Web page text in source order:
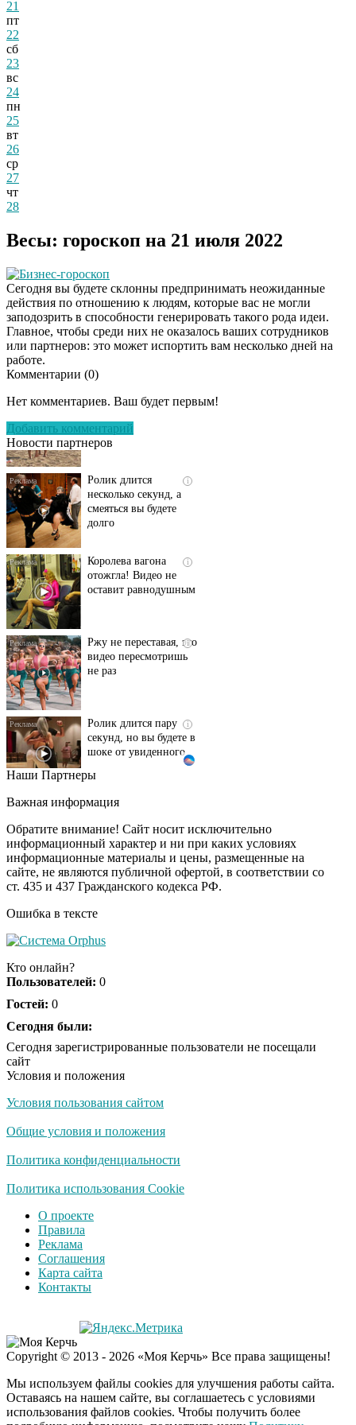
21
пт
22
сб
23
вс
24
пн
25
вт
26
ср
27
чт
28
Весы: гороскоп на 21 июля 2022
Бизнес-гороскоп
Сегодня вы будете склонны предпринимать неожиданные
действия по отношению к людям, которые вас не могли
заподозрить в способности генерировать такого рода идеи.
Главное, чтобы среди них не оказалось ваших сотрудников
или партнеров: это может испортить вам несколько дней на
работе.
Комментарии (0)
Нет комментариев. Ваш будет первым!
Добавить комментарий
Новости партнеров
Скрытая камера на
люди вытворяют, когда
их не видят...
смеяться вы будете
долго
оставит равнодушным
не раз
шоке от увиденного
Этот танец невесты
Пересмотрела 10 раз
i
Ролик из Омска: вы
будете смеяться долго
Наши Партнеры
Важная информация
Обратите внимание! Сайт носит исключительно
информационный характер и ни при каких условиях
информационные материалы и цены, размещенные на
сайте, не являются публичной офертой, в соответствии со
ст. 435 и 437 Гражданского кодекса РФ.
Ошибка в тексте
Кто онлайн?
Пользователей: 0
Гостей: 0
Сегодня были:
Сегодня зарегистрированные пользователи не посещали
сайт
Условия и положения
Условия пользования сайтом
Общие условия и положения
Политика конфиденциальности
Политика использования Cookie
О проекте
Правила
Реклама
Соглашения
Карта сайта
Контакты
Copyright © 2013 - 2026 «Моя Керчь» Все права защищены!
Мы используем файлы cookies для улучшения работы сайта.
Оставаясь на нашем сайте, вы соглашаетесь с условиями
использования файлов cookies. Чтобы получить более